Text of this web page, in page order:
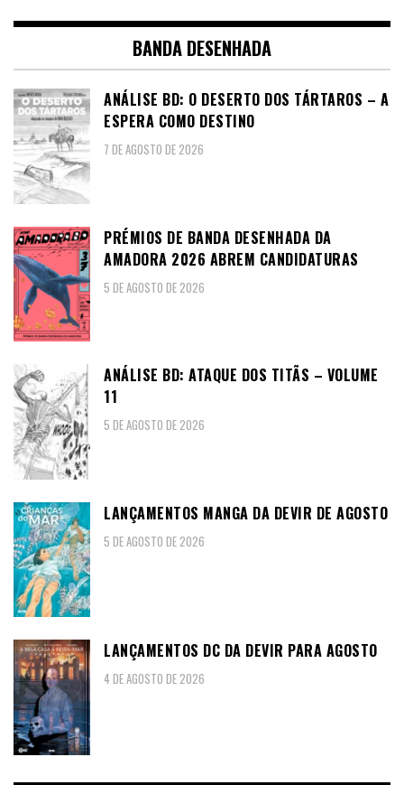
BANDA DESENHADA
ANÁLISE BD: O DESERTO DOS TÁRTAROS – A
ESPERA COMO DESTINO
7 DE AGOSTO DE 2026
PRÉMIOS DE BANDA DESENHADA DA
AMADORA 2026 ABREM CANDIDATURAS
5 DE AGOSTO DE 2026
ANÁLISE BD: ATAQUE DOS TITÃS – VOLUME
11
5 DE AGOSTO DE 2026
LANÇAMENTOS MANGA DA DEVIR DE AGOSTO
5 DE AGOSTO DE 2026
LANÇAMENTOS DC DA DEVIR PARA AGOSTO
4 DE AGOSTO DE 2026